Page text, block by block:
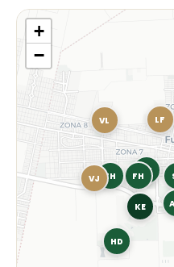
KE
FH
FH
FH
HD
VL
VJ
LF
+
−